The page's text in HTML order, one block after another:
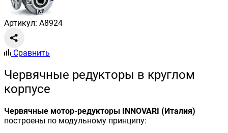
Артикул: A8924
Сравнить
Червячные редукторы в круглом
корпусе
Червячные мотор-редукторы INNOVARI (Италия)
построены по модульному принципу: